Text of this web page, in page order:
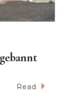
Read